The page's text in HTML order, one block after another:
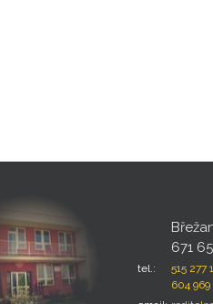
671 65
tel.:
515 277
604 969